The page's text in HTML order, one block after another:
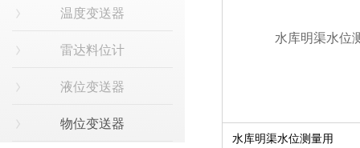
温度变送器
雷达料位计
液位变送器
物位变送器
水库明渠水位测量用